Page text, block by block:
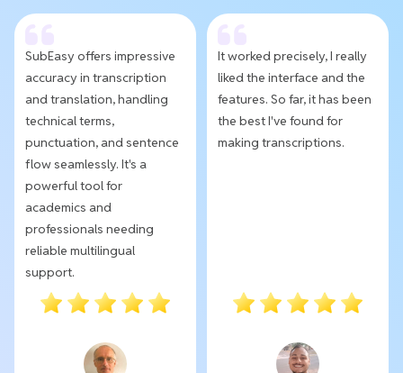
SubEasy offers impressive
accuracy in transcription
and translation, handling
technical terms,
punctuation, and sentence
flow seamlessly. It's a
powerful tool for
academics and
professionals needing
reliable multilingual
support.
It worked precisely, I really
liked the interface and the
features. So far, it has been
the best I've found for
making transcriptions.